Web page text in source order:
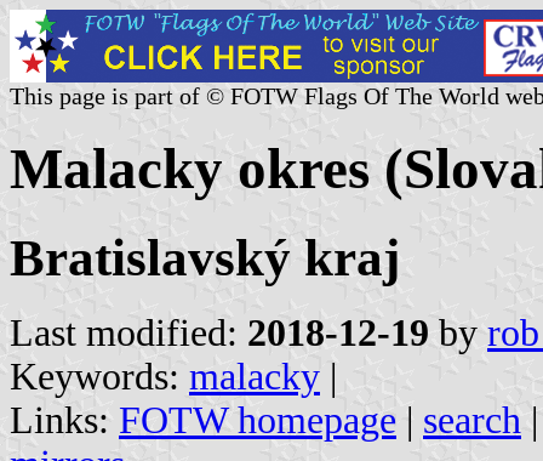
This page is part of © FOTW Flags Of The World
Malacky okres
Bratislavský kraj
Last modified: 2018-12-19 by
Keywords: malacky |
Links: FOTW homepage | search